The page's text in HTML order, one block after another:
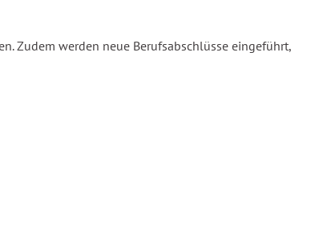
Zudem werden neue Berufsabschlüsse eingeführt,